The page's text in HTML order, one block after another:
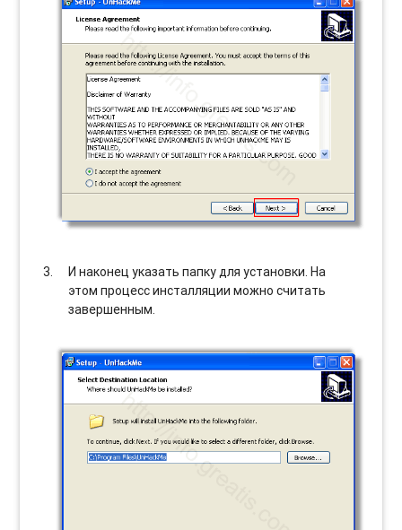
И наконец указать папку для установки. На
этом процесс инсталляции можно считать
завершенным.